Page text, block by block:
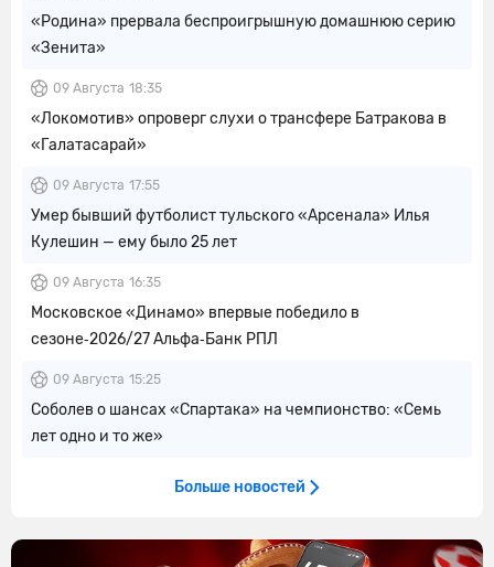
«Родина» прервала беспроигрышную домашнюю серию
«Зенита»
09 Августа 18:35
«Локомотив» опроверг слухи о трансфере Батракова в
«Галатасарай»
09 Августа 17:55
Умер бывший футболист тульского «Арсенала» Илья
Кулешин — ему было 25 лет
09 Августа 16:35
Московское «Динамо» впервые победило в
сезоне‑2026/27 Альфа‑Банк РПЛ
09 Августа 15:25
Соболев о шансах «Спартака» на чемпионство: «Семь
лет одно и то же»
Больше новостей